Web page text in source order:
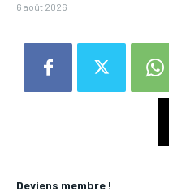
Deviens membre !
6 août 2026